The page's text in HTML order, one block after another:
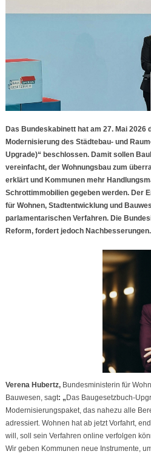
Das Bundeskabinett hat am 27. Mai 2026
Modernisierung des Städtebau- und
Upgrade)“ beschlossen. Damit sollen
vereinfacht, der Wohnungsbau zum
erklärt und Kommunen mehr
Schrottimmobilien gegeben werden. Der
für Wohnen, Stadtentwicklung und
parlamentarischen Verfahren. Die
Reform, fordert jedoch Nachbesserungen.
Verena Hubertz, Bundesministerin für
Bauwesen, sagt: „ Das Baugesetzbuch-
Modernisierungspaket, das nahezu alle
adressiert. Wohnen hat ab jetzt Vorfahrt,
will, soll sein Verfahren online verfolgen
Wir geben Kommunen neue Instrumente,